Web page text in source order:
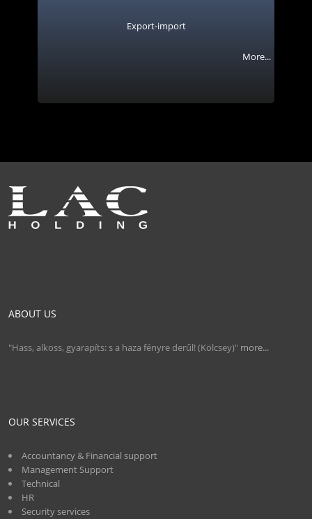
Export-import
More...
ABOUT US
"Hass, alkoss, gyarapíts: s a haza fényre derűl! (Kölcsey)" more...
OUR SERVICES
Accountancy & Financial support
Management Support
Technical
HR
Security services